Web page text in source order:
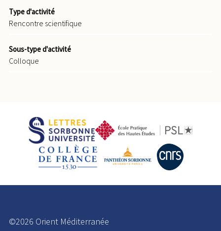
Type d'activité
Rencontre scientifique
Sous-type d'activité
Colloque
©2026 Orient Méditerranée